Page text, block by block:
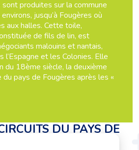
sont produites sur la commune
jusqu’à Fougères où
aux halles. Cette toile,
de fils de lin, est
malouins et nantais,
l’Espagne et les Colonies. Elle
du 18ème siècle, la deuxième
pays de Fougères après les «
DU PAYS DE